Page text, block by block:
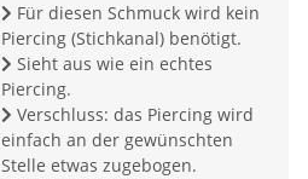
Für diesen Schmuck wird kein
Piercing (Stichkanal) benötigt.
Sieht aus wie ein echtes
Piercing.
Verschluss: das Piercing wird
einfach an der gewünschten
Stelle etwas zugebogen.